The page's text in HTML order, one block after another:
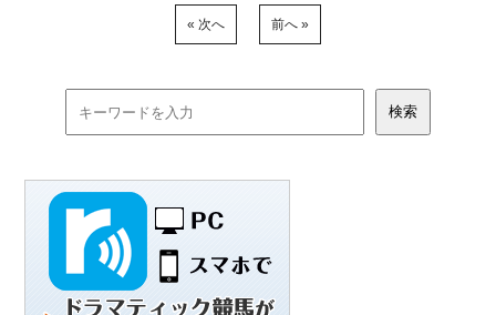
« 次へ 前へ »